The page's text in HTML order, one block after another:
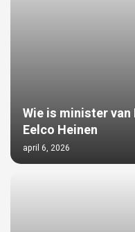
Wie is minister
Eelco Heinen
april 6, 2026